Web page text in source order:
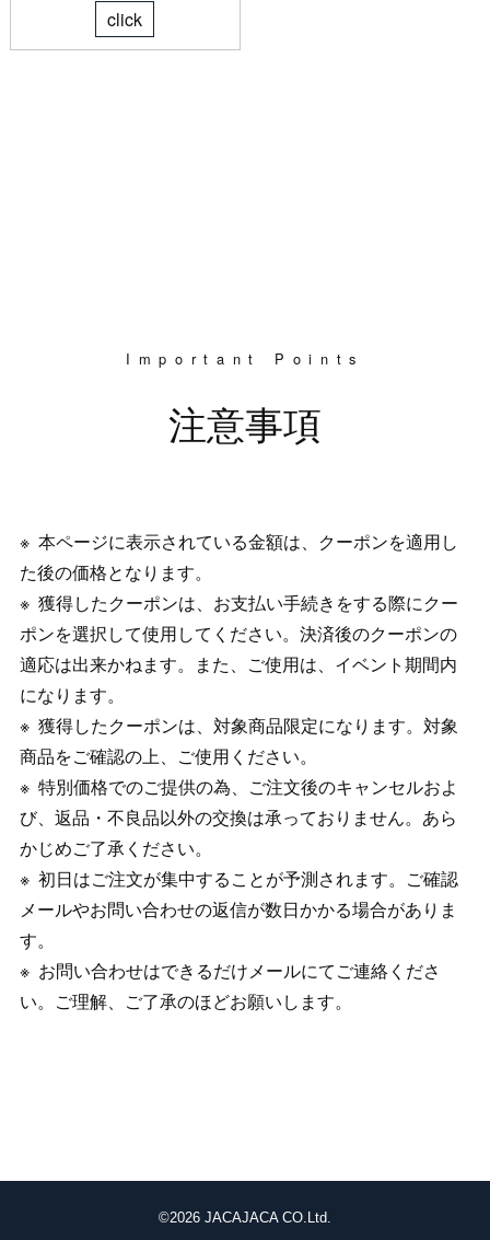
click
Important Points
注意事項
本ページに表示されている金額は、クーポンを適用し
た後の価格となります。
獲得したクーポンは、お支払い手続きをする際にクー
ポンを選択して使用してください。決済後のクーポンの
適応は出来かねます。また、ご使用は、イベント期間内
になります。
獲得したクーポンは、対象商品限定になります。対象
商品をご確認の上、ご使用ください。
特別価格でのご提供の為、ご注文後のキャンセルおよ
び、返品・不良品以外の交換は承っておりません。あら
かじめご了承ください。
初日はご注文が集中することが予測されます。ご確認
メールやお問い合わせの返信が数日かかる場合がありま
す。
お問い合わせはできるだけメールにてご連絡くださ
い。ご理解、ご了承のほどお願いします。
©2026 JACAJACA CO.Ltd.